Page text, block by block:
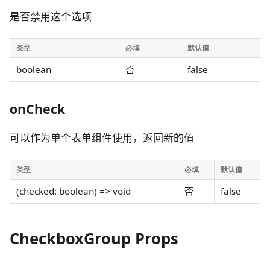
是否禁用这个选项
类型 必填 默认值
boolean 否 false
onCheck
可以作为单个表单组件使用，返回新的值
类型 必填 默认值
(checked: boolean) => void 否 false
CheckboxGroup Props